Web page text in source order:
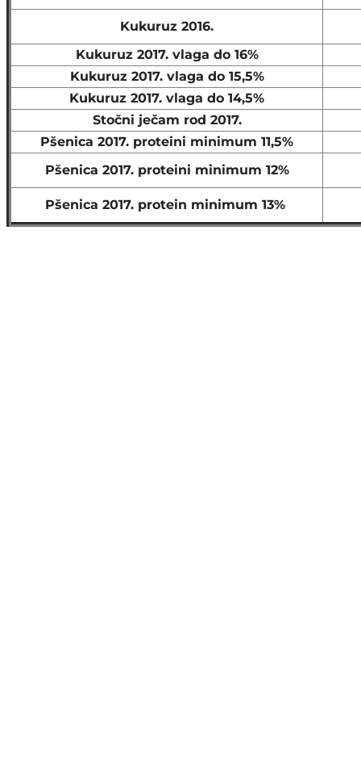
Kukuruz 2016.
Kukuruz 2017. vlaga do 16%
Kukuruz 2017. vlaga do 15,5%
Kukuruz 2017. vlaga do 14,5%
Stočni ječam rod 2017.
Pšenica 2017. proteini minimum 11,5%
Pšenica 2017. proteini minimum 12%
Pšenica 2017. protein minimum 13%